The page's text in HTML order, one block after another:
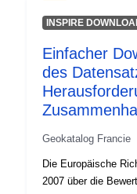
Type:
INSPIRE
Einfacher
des
Geokatalog Francie
Die Europäische
2007 über die